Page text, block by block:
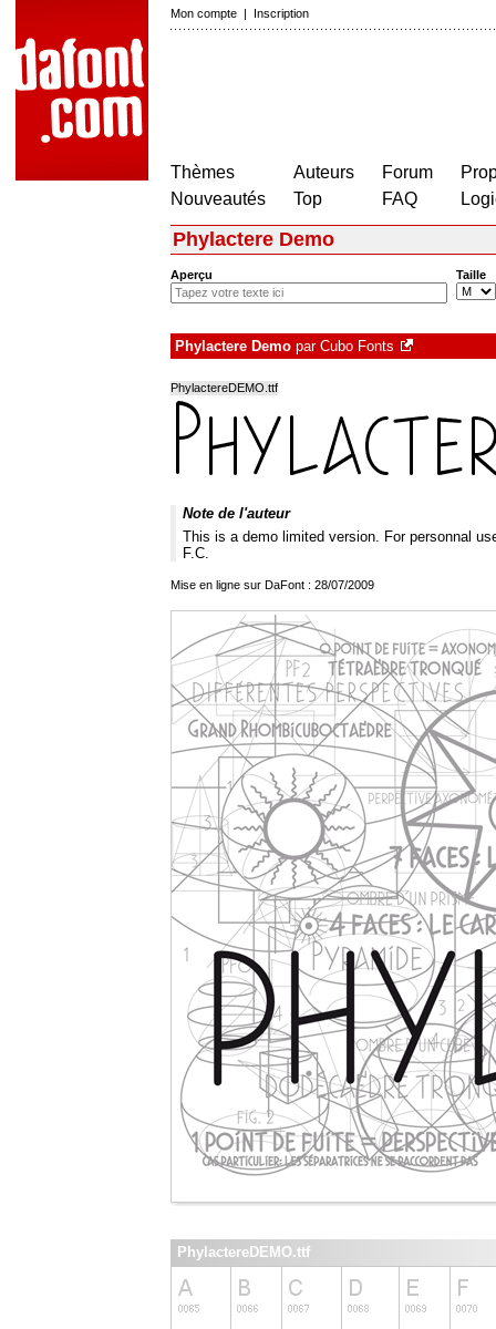
Mon compte | Inscription
Thèmes
Nouveautés
Auteurs
Top
Forum
FAQ
Phylactere Demo
Aperçu Taille
Phylactere Demo par Cubo Fonts
PhylactereDEMO.ttf
Note de l'auteur
This is a demo limited version. For personnal
F.C.
Mise en ligne sur DaFont : 28/07/2009
PhylactereDEMO.ttf